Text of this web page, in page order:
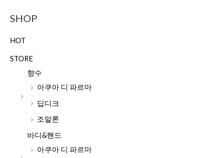
SHOP
HOT
STORE
향수
아쿠아 디 파르마
딥디크
조말론
바디&핸드
아쿠아 디 파르마